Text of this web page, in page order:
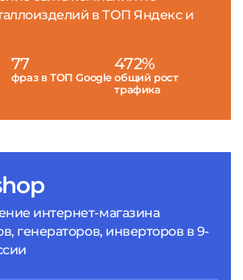
интернет-магазина
генераторов, инверторов в 9-
в ТОП Яндекс и
77
фраз в ТОП Google
472%
общий рост
трафика